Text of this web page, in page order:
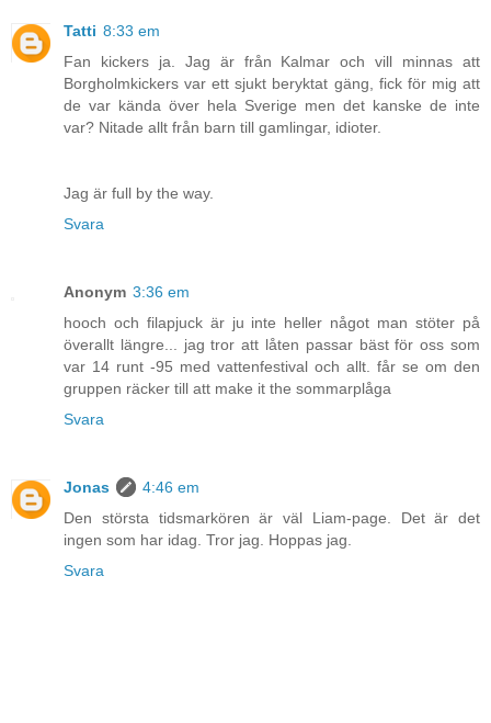
Tatti 8:33 em
Fan kickers ja. Jag är från Kalmar och vill minnas att
Borgholmkickers var ett sjukt beryktat gäng, fick för mig att
de var kända över hela Sverige men det kanske de inte
var? Nitade allt från barn till gamlingar, idioter.
Jag är full by the way.
Svara
Anonym 3:36 em
hooch och filapjuck är ju inte heller något man stöter på
överallt längre... jag tror att låten passar bäst för oss som
var 14 runt -95 med vattenfestival och allt. får se om den
gruppen räcker till att make it the sommarplåga
Svara
Jonas
4:46 em
Den största tidsmarkören är väl Liam-page. Det är det
ingen som har idag. Tror jag. Hoppas jag.
Svara